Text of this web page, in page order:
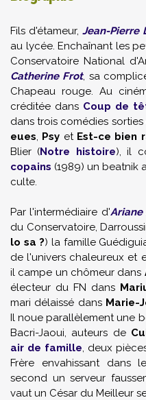
Fils d'étameur, Jean-Pierre
au lycée. Enchaînant les
Conservatoire National
Catherine Frot, sa
Chapeau rouge. Au
créditée dans Coup de
dans trois comédies sorties
eues, Psy et Est-ce bien
Blier (Notre histoire), il
copains (1989) un beatnik
culte.
Par l'intermédiaire d'Ariane
du Conservatoire,
lo sa ?) la famille
de l'univers chaleureux et
il campe un chômeur dans
électeur du FN dans
mari délaissé dans Marie-
Il noue parallèlement une
Bacri-Jaoui, auteurs de
air de famille, deux
Frère envahissant dans
second un serveur
vaut un César du Meilleur